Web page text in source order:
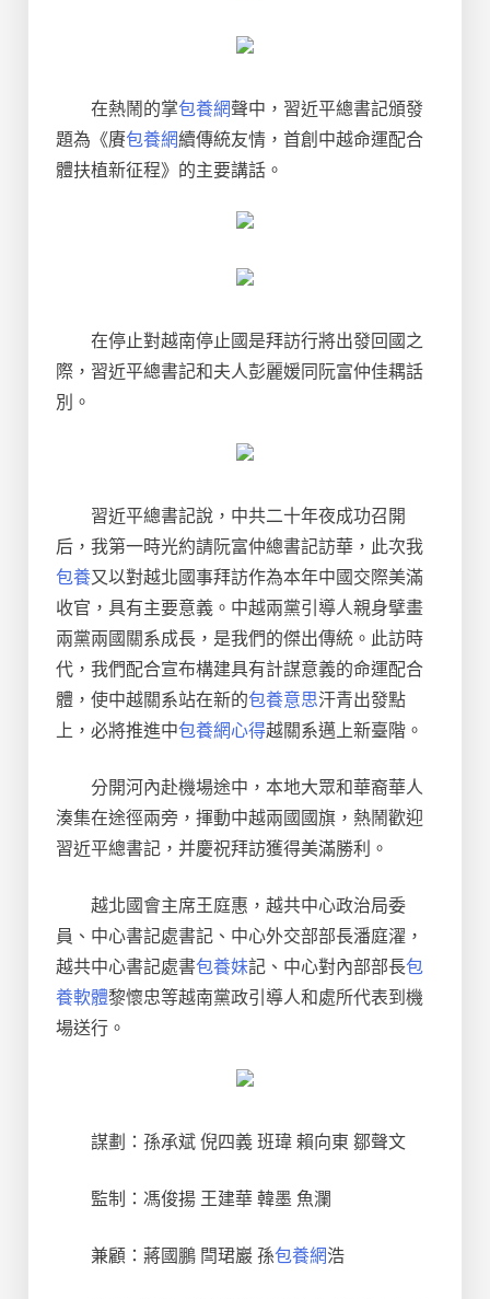
在熱鬧的掌包養網聲中，習近平總書記頒發
題為《賡包養網續傳統友情，首創中越命運配合
體扶植新征程》的主要講話。
在停止對越南停止國是拜訪行將出發回國之
際，習近平總書記和夫人彭麗媛同阮富仲佳耦話
別。
習近平總書記說，中共二十年夜成功召開
后，我第一時光約請阮富仲總書記訪華，此次我
包養又以對越北國事拜訪作為本年中國交際美滿
收官，具有主要意義。中越兩黨引導人親身擘畫
兩黨兩國關系成長，是我們的傑出傳統。此訪時
代，我們配合宣布構建具有計謀意義的命運配合
體，使中越關系站在新的包養意思汗青出發點
上，必將推進中包養網心得越關系邁上新臺階。
分開河內赴機場途中，本地大眾和華裔華人
湊集在途徑兩旁，揮動中越兩國國旗，熱鬧歡迎
習近平總書記，并慶祝拜訪獲得美滿勝利。
越北國會主席王庭惠，越共中心政治局委
員、中心書記處書記、中心外交部部長潘庭濯，
越共中心書記處書包養妹記、中心對內部部長包
養軟體黎懷忠等越南黨政引導人和處所代表到機
場送行。
謀劃：孫承斌 倪四義 班瑋 賴向東 鄒聲文
監制：馮俊揚 王建華 韓墨 魚瀾
兼顧：蔣國鵬 閆珺巖 孫包養網浩